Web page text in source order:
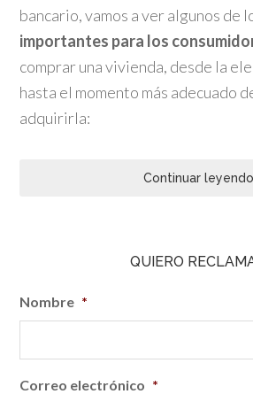
bancario, vamos a ver algunos de
importantes para los
comprar una vivienda, desde la
hasta el momento más adecuado
adquirirla:
Continuar leyendo
QUIERO
Nombre *
Correo electrónico *